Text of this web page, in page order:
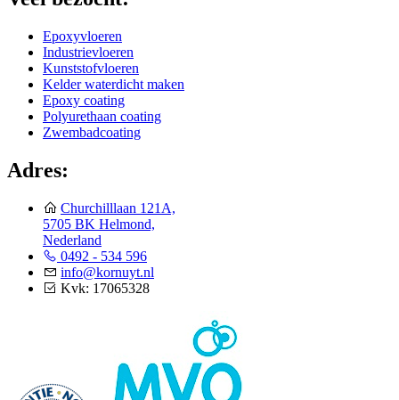
Epoxyvloeren
Industrievloeren
Kunststofvloeren
Kelder waterdicht maken
Epoxy coating
Polyurethaan coating
Zwembadcoating
Adres:
Churchilllaan 121A,
5705 BK Helmond,
Nederland
0492 - 534 596
info@kornuyt.nl
Kvk: 17065328